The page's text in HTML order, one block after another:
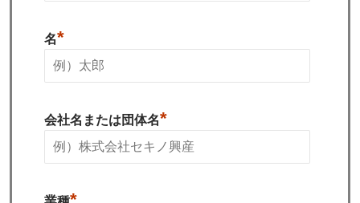
名*
会社名または団体名*